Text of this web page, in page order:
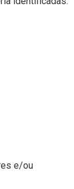
e/ou